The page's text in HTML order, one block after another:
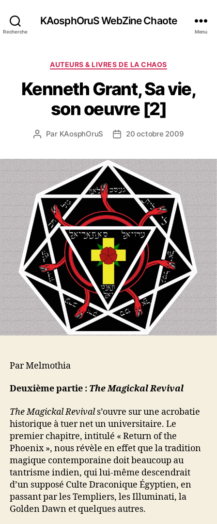
Recherche
KAosphOruS WebZine Chaote
Menu
C
t
é
g
o
s
AUTEURS & LIVRES DE LA CHAOS
Kenneth Grant, Sa vie,
son oeuvre [2]
A
e
u
r
d
e
r
c
l
e
Par KAosphOruS
D
e
d
e
l
a
r
i
c
e
20 octobre 2009
Par Melmothia
Deuxième partie : The Magickal Revival
The Magickal Revivals’ouvre sur une acrobatie
historique à tuer net un universitaire. Le
premier chapitre, intitulé « Return of the
Phoenix », nous révèle en effet que la tradition
magique contemporaine doit beaucoup au
tantrisme indien, qui lui-même descendrait
d’un supposé Culte Draconique Égyptien, en
passant par les Templiers, les Illuminati, la
Golden Dawn et quelques autres.